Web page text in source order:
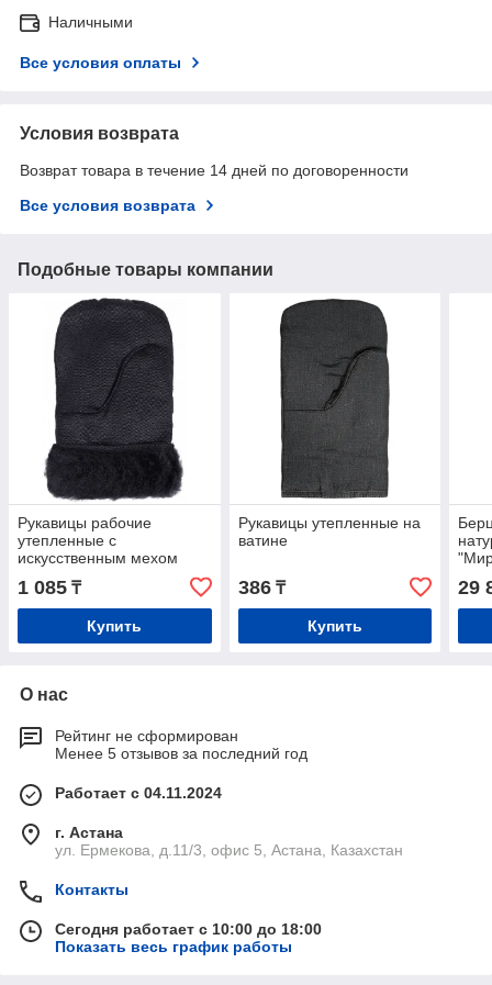
Наличными
Все условия оплаты
Условия возврата
Возврат товара в течение 14 дней по договоренности
Все условия возврата
Подобные товары компании
Рукавицы рабочие
утепленные с
искусственным мехом
1 085 ₸
Купить
Рукавицы утепленные на
ватине
386₸
Купить
29
О нас
Рейтинг не сформирован
Менее 5 отзывов за последний год
Работает с 04.11.2024
г. Астана
ул. Ермекова, д.11/3, офис 5, Астана, Казахстан
Контакты
Сегодня работает с 10:00 до 18:00
Показать весь график работы